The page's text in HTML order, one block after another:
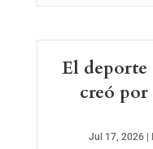
El deporte
creó por
Jul 17, 2026|